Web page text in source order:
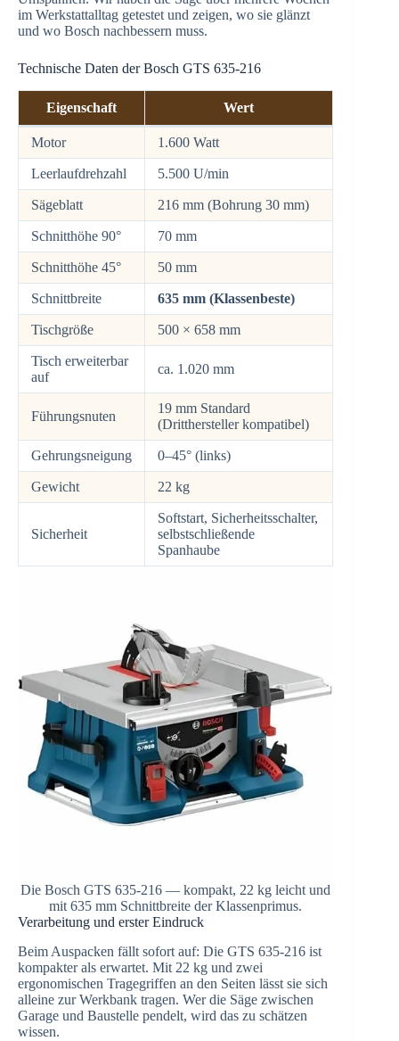
im Werkstattalltag getestet und zeigen, wo sie glänzt
und wo Bosch nachbessern muss.
Technische Daten der Bosch GTS 635-216
Eigenschaft Wert
Motor 1.600 Watt
Leerlaufdrehzahl 5.500 U/min
Sägeblatt 216 mm (Bohrung 30 mm)
Schnitthöhe 90° 70 mm
Schnitthöhe 45° 50 mm
Schnittbreite 635 mm (Klassenbeste)
Tischgröße 500 × 658 mm
Tisch erweiterbar
auf
ca. 1.020 mm
Führungsnuten
19 mm Standard
(Dritthersteller kompatibel)
Gehrungsneigung 0–45° (links)
Gewicht 22 kg
Sicherheit
Softstart, Sicherheitsschalter,
selbstschließende
Spanhaube
Die Bosch GTS 635-216 — kompakt, 22 kg leicht und
mit 635 mm Schnittbreite der Klassenprimus.
Verarbeitung und erster Eindruck
Beim Auspacken fällt sofort auf: Die GTS 635-216 ist
kompakter als erwartet. Mit 22 kg und zwei
ergonomischen Tragegriffen an den Seiten lässt sie sich
alleine zur Werkbank tragen. Wer die Säge zwischen
Garage und Baustelle pendelt, wird das zu schätzen
wissen.